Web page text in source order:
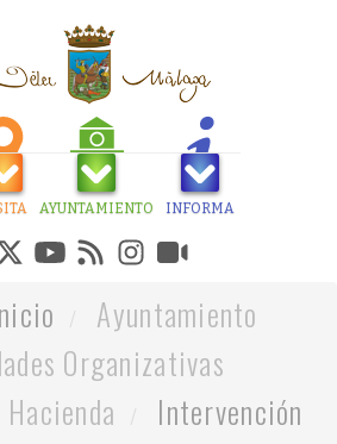
AYUNTAMIENTO INFORMA
Ayuntamiento
Organizativas
Intervención